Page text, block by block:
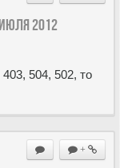
2012
504, 502, то
+